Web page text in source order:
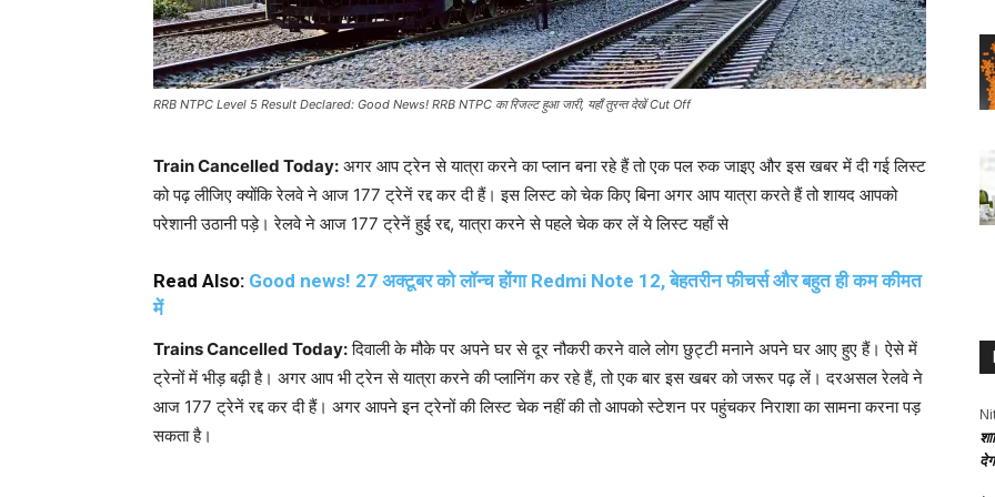
RRB NTPC Level 5 Result Declared: Good News! RRB NTPC का रिजल्ट हुआ जारी, यहाँ तुरन्त देखें Cut Off
Train Cancelled Today: अगर आप ट्रेन से यात्रा करने का प्लान बना रहे हैं तो एक पल रुक जाइए और इस खबर में दी गई लिस्ट
को पढ़ लीजिए क्योंकि रेलवे ने आज 177 ट्रेनें रद्द कर दी हैं। इस लिस्ट को चेक किए बिना अगर आप यात्रा करते हैं तो शायद आपको
परेशानी उठानी पड़े। रेलवे ने आज 177 ट्रेनें हुई रद्द, यात्रा करने से पहले चेक कर लें ये लिस्ट यहाँ से
Read Also: Good news! 27 अक्टूबर को लॉन्च होंगा Redmi Note 12, बेहतरीन फीचर्स और बहुत ही कम कीमत
में
Trains Cancelled Today:दिवाली के मौके पर अपने घर से दूर नौकरी करने वाले लोग छुट्टी मनाने अपने घर आए हुए हैं। ऐसे में
ट्रेनों में भीड़ बढ़ी है। अगर आप भी ट्रेन से यात्रा करने की प्लानिंग कर रहे हैं, तो एक बार इस खबर को जरूर पढ़ लें। दरअसल रेलवे ने
आज 177 ट्रेनें रद्द कर दी हैं। अगर आपने इन ट्रेनों की लिस्ट चेक नहीं की तो आपको स्टेशन पर पहुंचकर निराशा का सामना करना पड़
सकता है।